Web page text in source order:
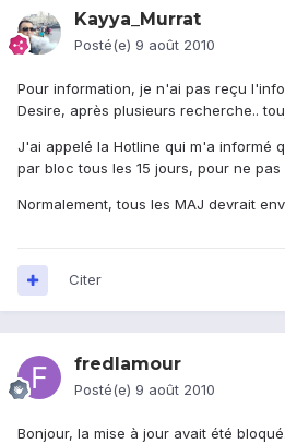
Kayya_Murrat
Posté(e) 9 août 2010
Pour information, je n'ai pas reçu
Desire, après plusieurs recherche..
J'ai appelé la Hotline qui m'a informé
par bloc tous les 15 jours, pour ne
Normalement, tous les MAJ devrait
Citer
fredlamour
Posté(e) 9 août 2010
Bonjour, la mise à jour avait été bloqué.